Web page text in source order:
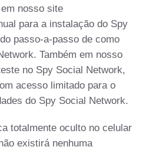
nosso site
para a instalação do Spy
passo-a-passo de como
Também em nosso
no Spy Social Network,
acesso limitado para o
do Spy Social Network.
totalmente oculto no celular
existirá nenhuma